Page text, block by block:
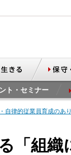
ト・セミナー
自律的従業員育成のあ
「組織